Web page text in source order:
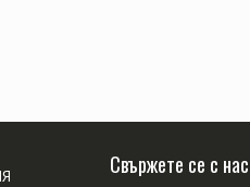
Свържете се с нас